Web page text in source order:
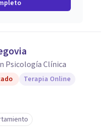
Psicología Clínica
Terapia Online